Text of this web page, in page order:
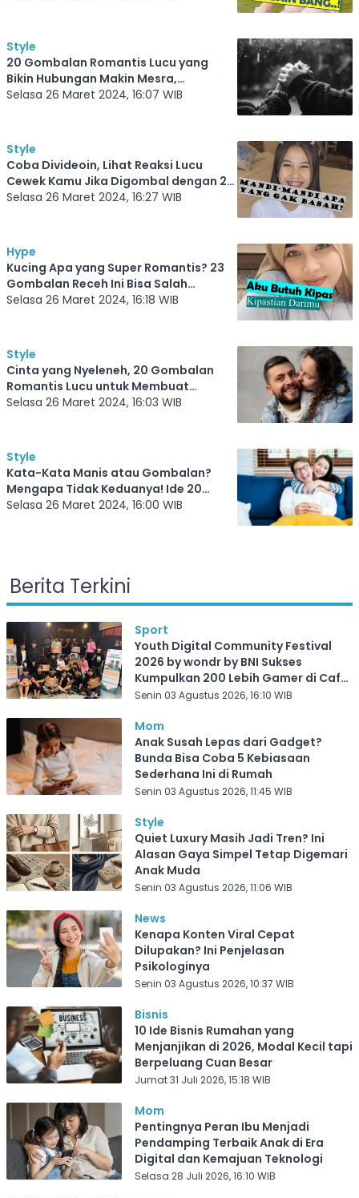
Style
20 Gombalan Romantis Lucu yang
Bikin Hubungan Makin Mesra,
Terutama Kalau Pacar Kamu Gadis
Selasa 26 Maret 2024, 16:07 WIB
Style
Coba Divideoin, Lihat Reaksi Lucu
Cewek Kamu Jika Digombal dengan 22
Gombalan Receh Ini
Selasa 26 Maret 2024, 16:27 WIB
Hype
Kucing Apa yang Super Romantis? 23
Gombalan Receh Ini Bisa Salah
Sasaran Jika Kamu Gak Menguasainya
Selasa 26 Maret 2024, 16:18 WIB
Style
Cinta yang Nyeleneh, 20 Gombalan
Romantis Lucu untuk Membuat
Pasangan Tersenyum Manis, Cocok
Selasa 26 Maret 2024, 16:03 WIB
Style
Kata-Kata Manis atau Gombalan?
Mengapa Tidak Keduanya! Ide 20
Gombalan Romantis Lucu Untuk Gadis
Selasa 26 Maret 2024, 16:00 WIB
Berita Terkini
Sport
Youth Digital Community Festival
2026 by wondr by BNI Sukses
Kumpulkan 200 Lebih Gamer di Cafe
Frekuensi Depok
Senin 03 Agustus 2026, 16:10 WIB
Mom
Anak Susah Lepas dari Gadget?
Bunda Bisa Coba 5 Kebiasaan
Sederhana Ini di Rumah
Senin 03 Agustus 2026, 11:45 WIB
Style
Quiet Luxury Masih Jadi Tren? Ini
Alasan Gaya Simpel Tetap Digemari
Anak Muda
Senin 03 Agustus 2026, 11:06 WIB
News
Kenapa Konten Viral Cepat
Dilupakan? Ini Penjelasan
Psikologinya
Senin 03 Agustus 2026, 10:37 WIB
Bisnis
10 Ide Bisnis Rumahan yang
Menjanjikan di 2026, Modal Kecil tapi
Berpeluang Cuan Besar
Jumat 31 Juli 2026, 15:18 WIB
Mom
Pentingnya Peran Ibu Menjadi
Pendamping Terbaik Anak di Era
Digital dan Kemajuan Teknologi
Selasa 28 Juli 2026, 16:10 WIB